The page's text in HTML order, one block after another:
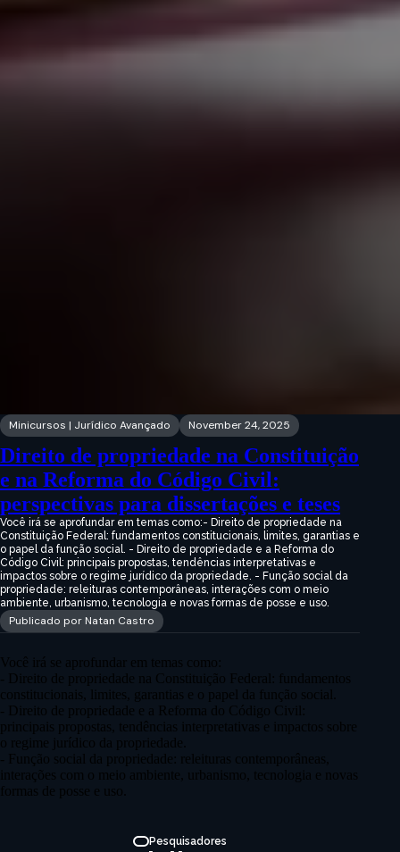
Minicursos | Jurídico Avançado November 24, 2025
Direito de propriedade na Constituição
e na Reforma do Código Civil:
perspectivas para dissertações e teses
Você irá se aprofundar em temas como:- Direito de propriedade na
Constituição Federal: fundamentos constitucionais, limites, garantias e
o papel da função social. - Direito de propriedade e a Reforma do
Código Civil: principais propostas, tendências interpretativas e
impactos sobre o regime jurídico da propriedade. - Função social da
propriedade: releituras contemporâneas, interações com o meio
ambiente, urbanismo, tecnologia e novas formas de posse e uso.
Publicado por Natan Castro
Você irá se aprofundar em temas como:
- Direito de propriedade na Constituição Federal: fundamentos
constitucionais, limites, garantias e o papel da função social.
- Direito de propriedade e a Reforma do Código Civil:
principais propostas, tendências interpretativas e impactos sobre
o regime jurídico da propriedade.
- Função social da propriedade: releituras contemporâneas,
interações com o meio ambiente, urbanismo, tecnologia e novas
formas de posse e uso.
Pesquisadores